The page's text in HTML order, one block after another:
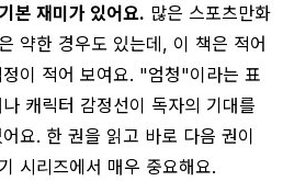
본 재미가 있어요. 많은 스포츠만화
약한 경우도 있는데, 이 책은 적어
이 적어 보여요. "엄청"이라는 표
캐릭터 감정선이 독자의 기대를
요. 한 권을 읽고 바로 다음 권이
시리즈에서 매우 중요해요.